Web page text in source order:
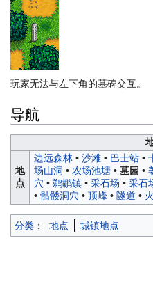
玩家无法与左下角的墓碑交互。
导航
地
点
边远森林• 沙滩• 巴士站•
场山洞 • 农场池塘• 墓园 •
穴 • 鹈鹕镇• 采石场 • 采石
• 骷髅洞穴 • 顶峰• 隧道 •
分类 ： 地点 城镇地点